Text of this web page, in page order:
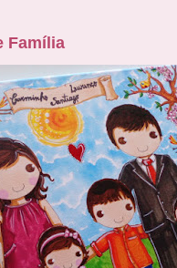
Família